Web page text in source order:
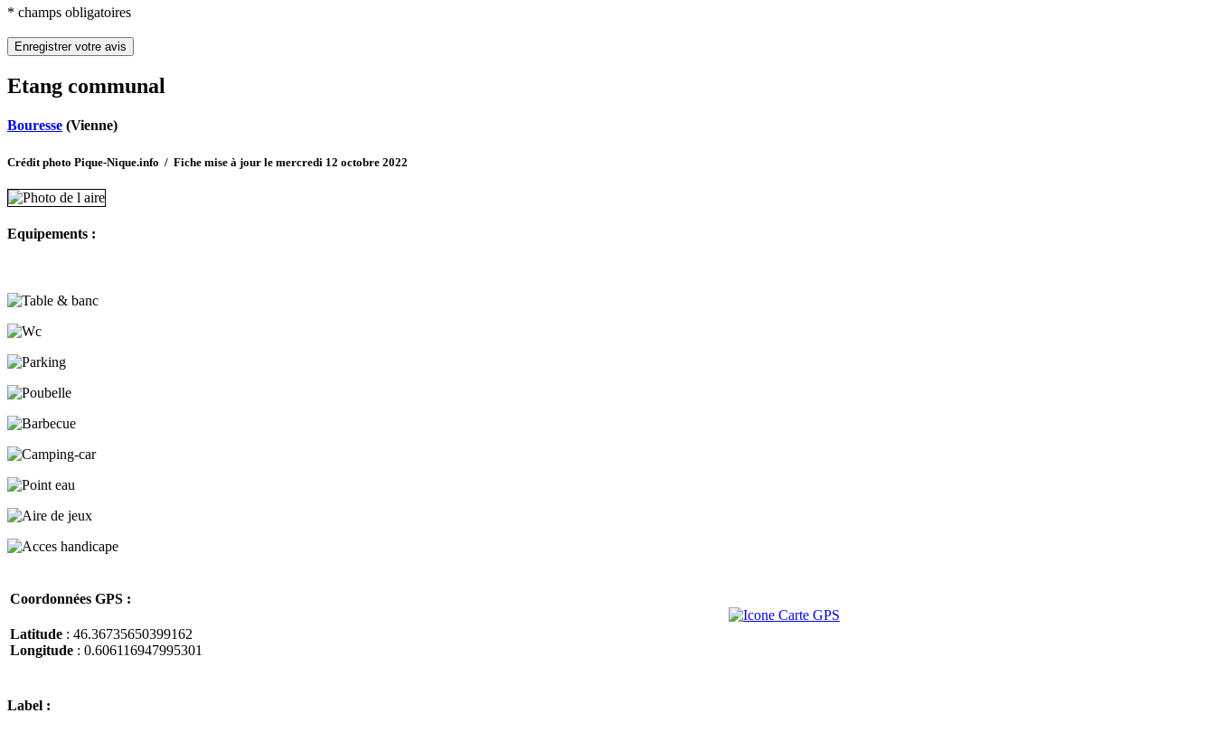
* champs obligatoires
Etang communal
Bouresse (Vienne)
Crédit photo Pique-Nique.info / Fiche mise à jour le mercredi 12 octobre 2022
Equipements :
Coordonnées GPS :
Latitude : 46.36735650399162
Longitude : 0.606116947995301
Label :